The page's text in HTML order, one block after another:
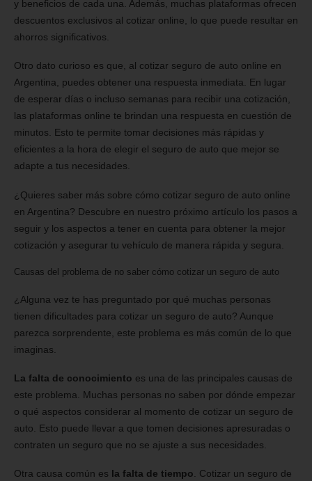
y beneficios de cada una. Además, muchas plataformas ofrecen
descuentos exclusivos al cotizar online, lo que puede resultar en
ahorros significativos.
Otro dato curioso es que, al cotizar seguro de auto online en
Argentina, puedes obtener una respuesta inmediata. En lugar
de esperar días o incluso semanas para recibir una cotización,
las plataformas online te brindan una respuesta en cuestión de
minutos. Esto te permite tomar decisiones más rápidas y
eficientes a la hora de elegir el seguro de auto que mejor se
adapte a tus necesidades.
¿Quieres saber más sobre cómo cotizar seguro de auto online
en Argentina? Descubre en nuestro próximo artículo los pasos a
seguir y los aspectos a tener en cuenta para obtener la mejor
cotización y asegurar tu vehículo de manera rápida y segura.
Causas del problema de no saber cómo cotizar un seguro de auto
¿Alguna vez te has preguntado por qué muchas personas
tienen dificultades para cotizar un seguro de auto? Aunque
parezca sorprendente, este problema es más común de lo que
imaginas.
La falta de conocimiento es una de las principales causas de
este problema. Muchas personas no saben por dónde empezar
o qué aspectos considerar al momento de cotizar un seguro de
auto. Esto puede llevar a que tomen decisiones apresuradas o
contraten un seguro que no se ajuste a sus necesidades.
Otra causa común es la falta de tiempo . Cotizar un seguro de